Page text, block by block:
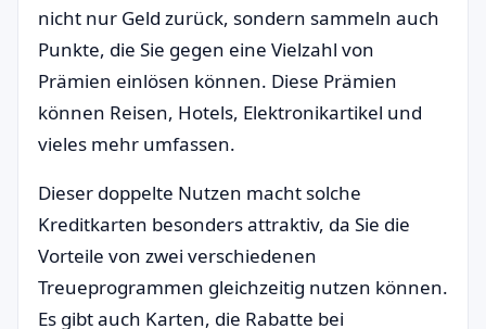
nicht nur Geld zurück, sondern sammeln auch
Punkte, die Sie gegen eine Vielzahl von
Prämien einlösen können. Diese Prämien
können Reisen, Hotels, Elektronikartikel und
vieles mehr umfassen.
Dieser doppelte Nutzen macht solche
Kreditkarten besonders attraktiv, da Sie die
Vorteile von zwei verschiedenen
Treueprogrammen gleichzeitig nutzen können.
Es gibt auch Karten, die Rabatte bei